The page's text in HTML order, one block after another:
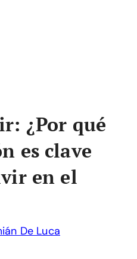
¿Por qué
es clave
en el
De Luca